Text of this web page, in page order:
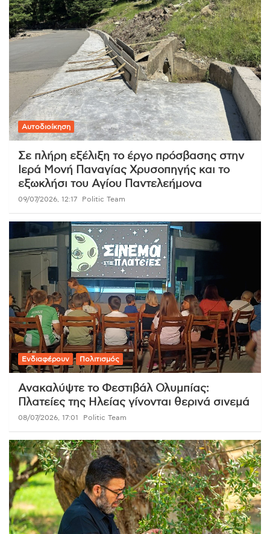
Αυτοδιοίκηση
Σε πλήρη εξέλιξη το έργο πρόσβασης στην
Ιερά Μονή Παναγίας Χρυσοπηγής και το
εξωκλήσι του Αγίου Παντελεήμονα
09/07/2026, 12:17 Politic Team
Ενδιαφέρουν Πολιτισμός
Ανακαλύψτε το Φεστιβάλ Ολυμπίας:
Πλατείες της Ηλείας γίνονται θερινά σινεμά
08/07/2026, 17:01 Politic Team